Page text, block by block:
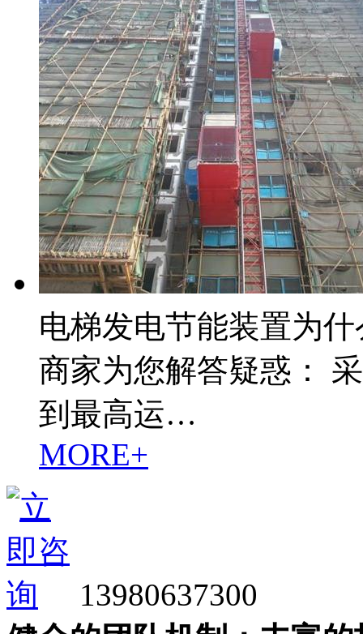
电梯发电节能装置为
商家为您解答疑惑：
到最高运…
MORE+
13980637300